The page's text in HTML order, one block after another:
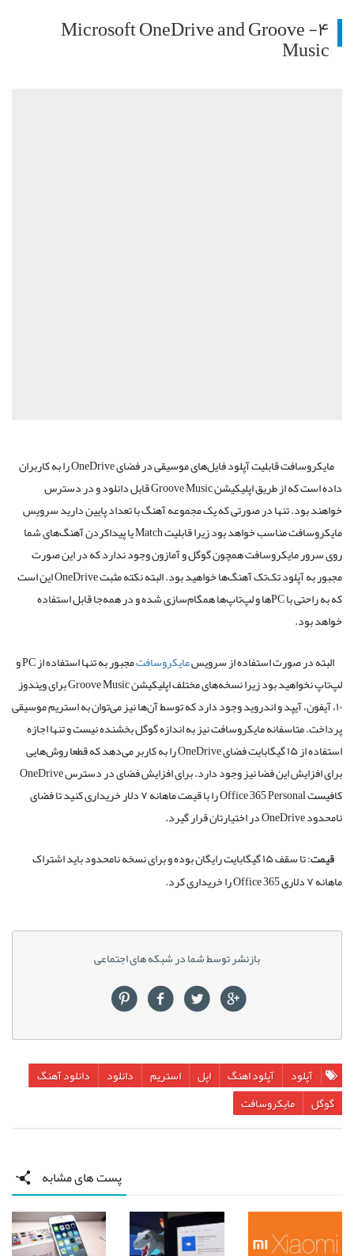
۴- Microsoft OneDrive and Groove
Music
مایکروسافت قابلیت آپلود فایل‌های موسیقی در فضای OneDrive را به کاربران
داده است که از طریق اپلیکیشن Groove Music قابل دانلود و در دسترس
خواهند بود. تنها در صورتی که یک مجموعه آهنگ با تعداد پایین دارید سرویس
مایکروسافت مناسب خواهد بود زیرا قابلیت Match یا پیداکردن آهنگ‌های شما
روی سرور مایکروسافت همچون گوگل و آمازون وجود ندارد که در این صورت
مجبور به آپلود تک‌تک آهنگ‌ها خواهید بود. البته نکته مثبت OneDrive‌ این است
که به راحتی با PCها و لپ‌تاپ‌ها همگام‌سازی شده و در همه‌جا قابل استفاده
خواهد بود.
البته در صورت استفاده از سرویسمایکروسافت
مجبور به تنها استفاده از PC‌ و
لپ‌تاپ نخواهید بود زیرا نسخه‌های مختلف اپلیکیشن Groove Music برای ویندوز
۱۰، آیفون، آیپد و اندروید وجود دارد که توسط آن‌ها نیز می‌توان به استریم موسیقی
پرداخت. متاسفانه مایکروسافت نیز به اندازه گوگل بخشنده نیست و تنها اجازه
استفاده از ۱۵ گیگابایت فضای OneDrive را به کاربر می‌دهد که قطعا روش‌هایی
برای افزایش این فضا نیز وجود دارد. برای افزایش فضای در دسترس OneDrive
کافیست Office 365 Personal را با قیمت ماهانه ۷ دلار خریداری کنید تا فضای
نامحدود OneDrive در اختیارتان قرار گیرد.
قیمت:
تا سقف ۱۵ گیگابایت رایگان بوده و برای نسخه نامحدود باید اشتراک
ماهانه ۷ دلاری Office 365 را خریداری کرد.
بازنشر توسط شما در شبکه های اجتماعی
آپلود آپلود اهنگ اپل استریم دانلود
دانلود آهنگ
گوگل
مایکروسافت
پست های مشابه